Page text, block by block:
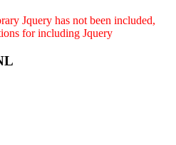
Jquery has not been included,
for including Jquery